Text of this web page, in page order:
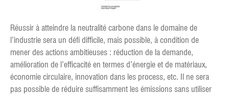
Réussir à atteindre la neutralité carbone dans le domaine de
l’industrie sera un défi difficile, mais possible, à condition de
mener des actions ambitieuses : réduction de la demande,
amélioration de l’efficacité en termes d’énergie et de matériaux,
économie circulaire, innovation dans les process, etc. Il ne sera
pas possible de réduire suffisamment les émissions sans utiliser